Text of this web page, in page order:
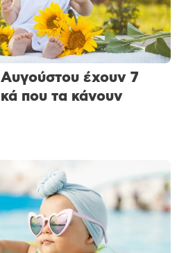
έχουν 7
που τα κάνουν